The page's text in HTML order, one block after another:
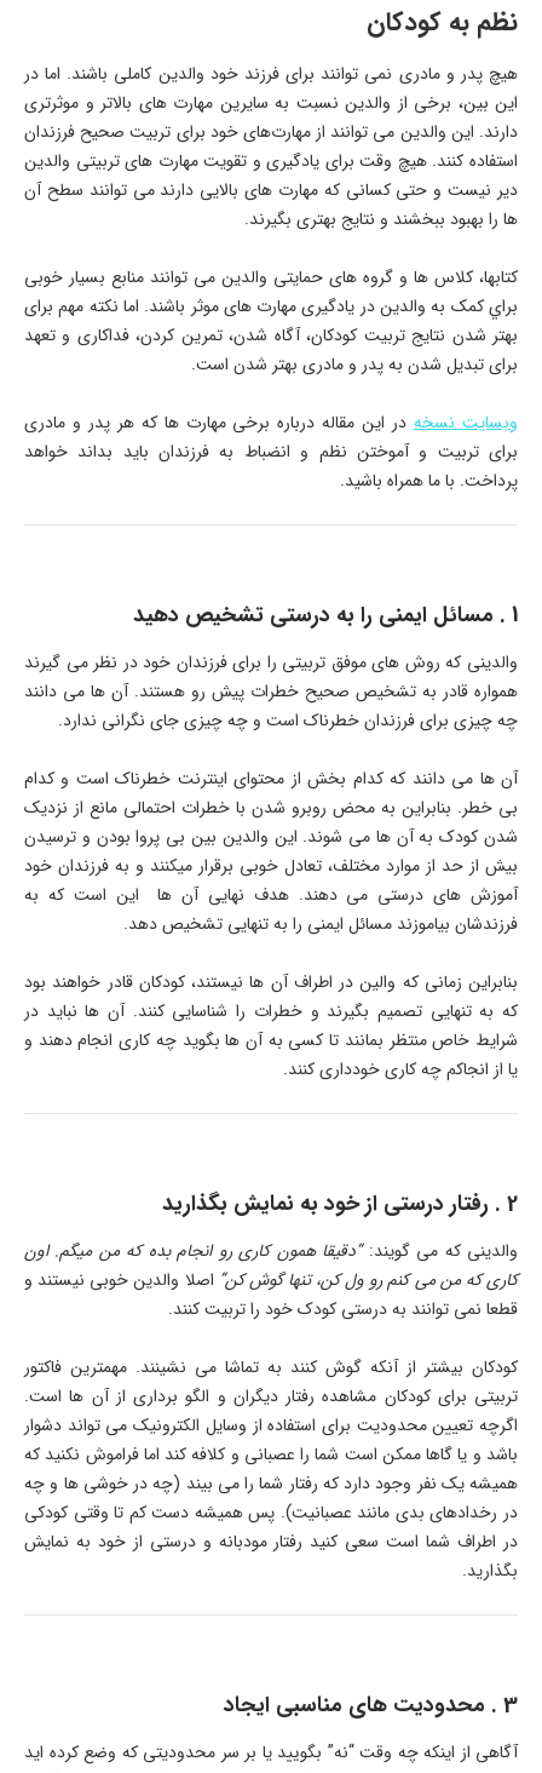
نظم به کودکان
هیچ پدر و مادری نمی توانند برای فرزند خود والدین کاملی باشند. اما در
این بین، برخی از والدین نسبت به سایرین مهارت های بالاتر و موثرتری
دارند. این والدین می توانند از مهارت‌های خود برای تربیت صحیح فرزندان
استفاده کنند. هیچ وقت برای یادگیری و تقویت مهارت های تربیتی والدین
دیر نیست و حتی کسانی که مهارت های بالایی دارند می توانند سطح آن
ها را بهبود ببخشند و نتایج بهتری بگیرند.
كتابها، كلاس ها و گروه های حمايتی والدين می توانند منابع بسيار خوبی
براي كمک به والدين در یادگیری مهارت های موثر باشند. اما نکته مهم برای
بهتر شدن نتایج تربیت کودکان، آگاه شدن، تمرین کردن، فداکاری و تعهد
برای تبدیل شدن به پدر و مادری بهتر شدن است.
وبسایت نسخهدر این مقاله درباره برخی مهارت ها که هر پدر و مادری
برای تربیت و آموختن نظم و انضباط به فرزندان باید بداند خواهد
پرداخت. با ما همراه باشید.
1 . مسائل ایمنی را به درستی تشخیص دهید
والدینی که روش های موفق تربیتی را برای فرزندان خود در نظر می گیرند
همواره قادر به تشخیص صحیح خطرات پیش رو هستند. آن ها می دانند
چه چیزی برای فرزندان خطرناک است و چه چیزی جای نگرانی ندارد.
آن ها می دانند که کدام بخش از محتوای اینترنت خطرناک است و کدام
بی خطر. بنابراین به محض روبرو شدن با خطرات احتمالی مانع از نزدیک
شدن کودک به آن ها می شوند. این والدین بین بی پروا بودن و ترسیدن
بیش از حد از موارد مختلف، تعادل خوبی برقرار میکنند و به فرزندان خود
آموزش های درستی می دهند. هدف نهایی آن ها این است که به
فرزندشان بیاموزند مسائل ایمنی را به تنهایی تشخیص دهد.
بنابراین زمانی که والین در اطراف آن ها نیستند، کودکان قادر خواهند بود
که به تنهایی تصمیم بگیرند و خطرات را شناسایی کنند. آن ها نباید در
شرایط خاص منتظر بمانند تا کسی به آن ها بگوید چه کاری انجام دهند و
یا از انجاکم چه کاری خودداری کنند.
2 . رفتار درستی از خود به نمایش بگذارید
والدینی که می گویند:“دقیقا همون کاری رو انجام بده که من میگم. اون
کاری که من می کنم رو ول کن، تنها گوش کن” اصلا والدین خوبی نیستند و
قطعا نمی توانند به درستی کودک خود را تربیت کنند.
کودکان بیشتر از آنکه گوش کنند به تماشا می نشینند. مهمترین فاکتور
تربیتی برای کودکان مشاهده رفتار دیگران و الگو برداری از آن ها است.
اگرچه تعیین محدودیت برای استفاده از وسایل الکترونیک می تواند دشوار
باشد و یا گاها ممکن است شما را عصبانی و کلافه کند اما فراموش نکنید که
همیشه یک نفر وجود دارد که رفتار شما را می بیند (چه در خوشی ها و چه
در رخدادهای بدی مانند عصبانیت). پس همیشه دست کم تا وقتی کودکی
در اطراف شما است سعی کنید رفتار مودبانه و درستی از خود به نمایش
بگذارید.
3 . محدودیت های مناسبی ایجاد
آگاهی از اینکه چه وقت “نه” بگویید یا بر سر محدودیتی که وضع کرده اید